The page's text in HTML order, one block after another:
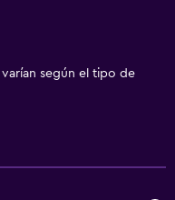
según el tipo de